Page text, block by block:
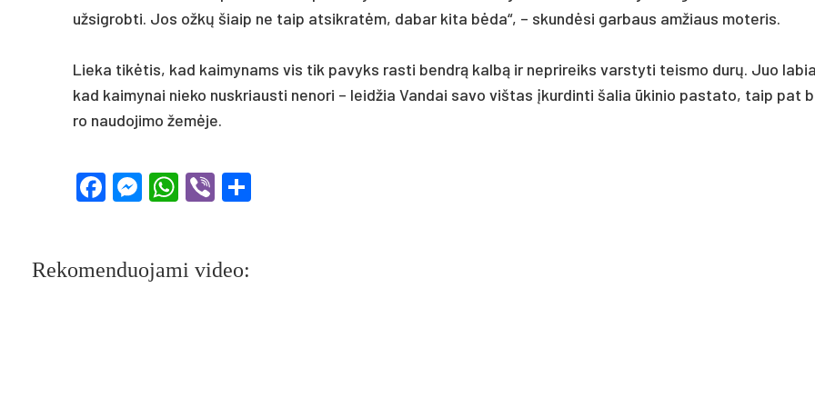
už­sig­rob­ti. Jos ožkų šiaip ne taip at­si­kratėm, da­bar ki­ta bėda“, – skundė­si gar­baus am­žiaus mo­te­ris.
Lie­ka tikė­tis, kad kai­my­nams vis tik pa­vyks ras­ti bendrą kalbą ir ne­pri­reiks vars­ty­ti teis­mo durų. Juo
kad kai­my­nai nie­ko nu­skriaus­ti ne­no­ri – leid­žia Van­dai sa­vo viš­tas įkur­din­ti ša­lia ūki­nio pa­sta­to, taip pat
ro nau­do­ji­mo žemė­je.
Facebook
Messenger
WhatsApp
Viber
Rekomenduojami video: